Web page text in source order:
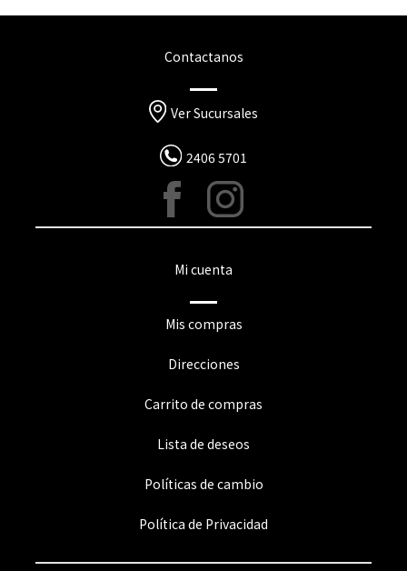
Contactanos
Ver Sucursales
2406 5701
Mi cuenta
Mis compras
Direcciones
Carrito de compras
Lista de deseos
Políticas de cambio
Política de Privacidad